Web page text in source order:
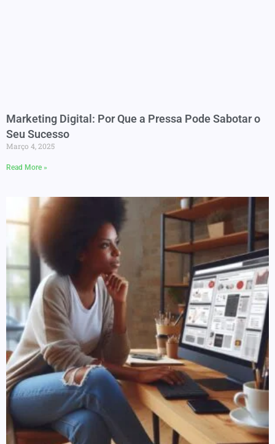
Marketing Digital: Por Que a Pressa Pode Sabotar o
Seu Sucesso
Março 4, 2025
Read More »